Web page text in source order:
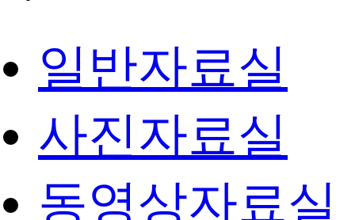
일반자료실
사진자료실
동영상자료실